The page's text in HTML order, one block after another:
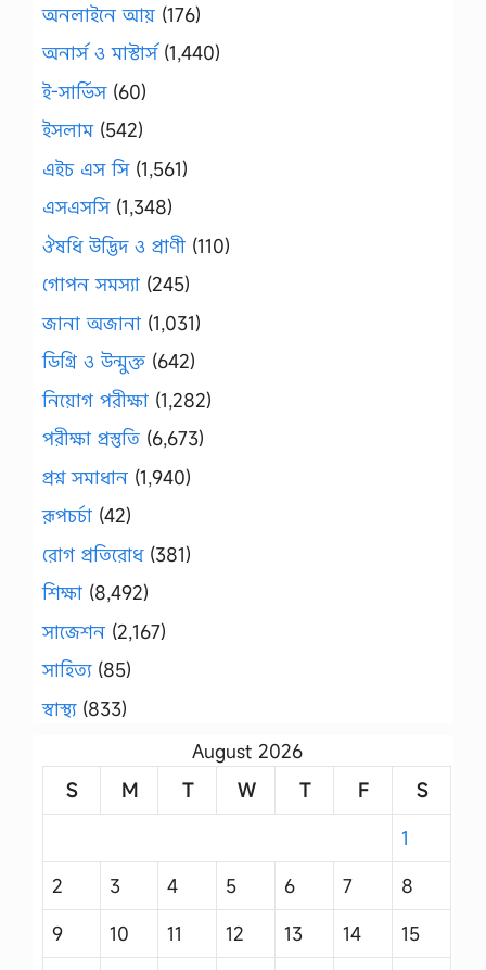
অনলাইনে আয় (176)
অনার্স ও মাস্টার্স(1,440)
ই-সার্ভিস(60)
ইসলাম(542)
এইচ এস সি(1,561)
এসএসসি(1,348)
ঔষধি উদ্ভিদ ও প্রাণী (110)
গোপন সমস্যা (245)
জানা অজানা (1,031)
ডিগ্রি ও উন্মুক্ত (642)
নিয়োগ পরীক্ষা (1,282)
পরীক্ষা প্রস্তুতি (6,673)
প্রশ্ন সমাধান (1,940)
রূপচর্চা (42)
রোগ প্রতিরোধ(381)
শিক্ষা (8,492)
সাজেশন (2,167)
সাহিত্য(85)
স্বাস্থ্য(833)
August 2026
S
M T W T F
S
1
2
3 4 5 6 7
8
9
10 11 12 13 14
15